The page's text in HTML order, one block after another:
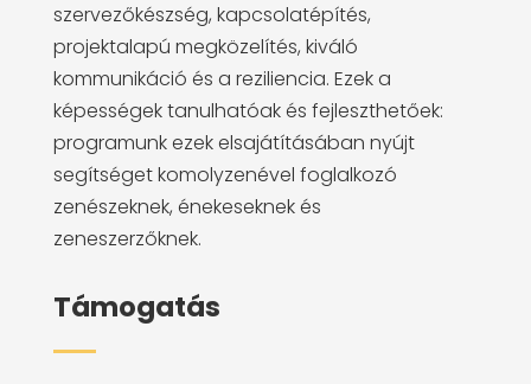
szervezőkészség, kapcsolatépítés,
projektalapú megközelítés, kiváló
kommunikáció és a reziliencia. Ezek a
képességek tanulhatóak és fejleszthetőek:
programunk ezek elsajátításában nyújt
segítséget komolyzenével foglalkozó
zenészeknek, énekeseknek és
zeneszerzőknek.
Támogatás